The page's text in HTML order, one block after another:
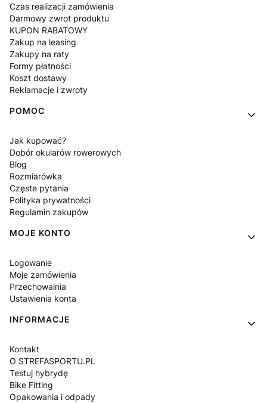
Czas realizacji zamówienia
Darmowy zwrot produktu
KUPON RABATOWY
Zakup na leasing
Zakupy na raty
Formy płatności
Koszt dostawy
Reklamacje i zwroty
POMOC
Jak kupować?
Dobór okularów rowerowych
Blog
Rozmiarówka
Częste pytania
Polityka prywatności
Regulamin zakupów
MOJE KONTO
Logowanie
Moje zamówienia
Przechowalnia
Ustawienia konta
INFORMACJE
Kontakt
O STREFASPORTU.PL
Testuj hybrydę
Bike Fitting
Opakowania i odpady